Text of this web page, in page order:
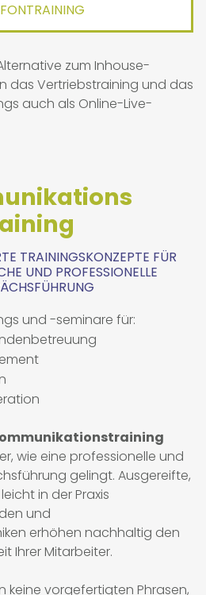
zum Inhouse-
das Vertriebstraining und das
auch als Online-Live-
TRAININGSKONZEPTE FÜR E
UND PROFESSIONELLE G
und -seminare für:
wie eine professionelle und
gelingt. Ausgereifte,
in der Praxis
und
erhöhen nachhaltig den
Ihrer Mitarbeiter.
keine vorgefertigten Phrasen,